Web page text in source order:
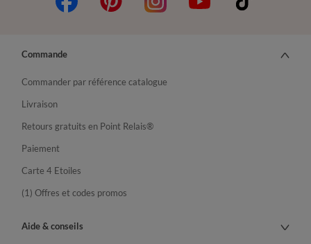
Commande
Commander par référence catalogue
Livraison
Retours gratuits en Point Relais®
Paiement
Carte 4 Etoiles
(1) Offres et codes promos
Aide & conseils